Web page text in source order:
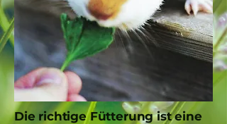
Die richtige Fütterung ist eine